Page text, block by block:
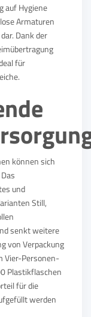
auf Hygiene
Armaturen
Dank der
für
können sich
und
Still,
senkt weitere
von Verpackung
Vier-Personen-
Plastikflaschen
für die
werden